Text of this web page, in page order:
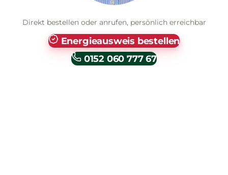
Direkt bestellen oder anrufen, persönlich erreichbar
Energieausweis bestellen
0152 060 777 67